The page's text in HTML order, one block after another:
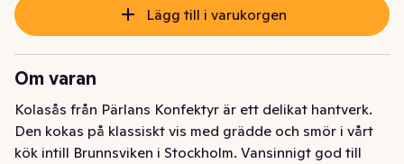
Lägg till i varukorgen
Om varan
Kolasås från Pärlans Konfektyr är ett delikat hantverk.
Den kokas på klassiskt vis med grädde och smör i vårt
kök intill Brunnsviken i Stockholm. Vansinnigt god till